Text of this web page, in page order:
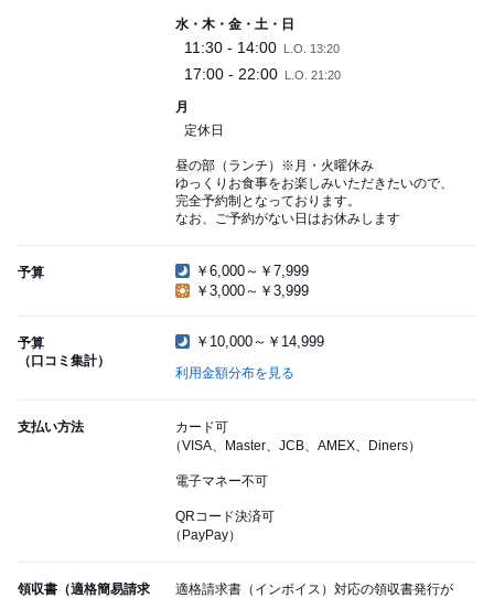
水・木・金・土・日
11:30 - 14:00 L.O. 13:20
17:00 - 22:00 L.O. 21:20
月
定休日
昼の部（ランチ）※月・火曜休み
ゆっくりお食事をお楽しみいただきたいので、
完全予約制となっております。
なお、ご予約がない日はお休みします
予算
￥6,000～￥7,999
￥3,000～￥3,999
予算
（口コミ集計）
￥10,000～￥14,999
利用金額分布を見る
支払い方法
カード可
（VISA、Master、JCB、AMEX、Diners）
電子マネー不可
QRコード決済可
（PayPay）
領収書（適格簡易請求
適格請求書（インボイス）対応の領収書発行が